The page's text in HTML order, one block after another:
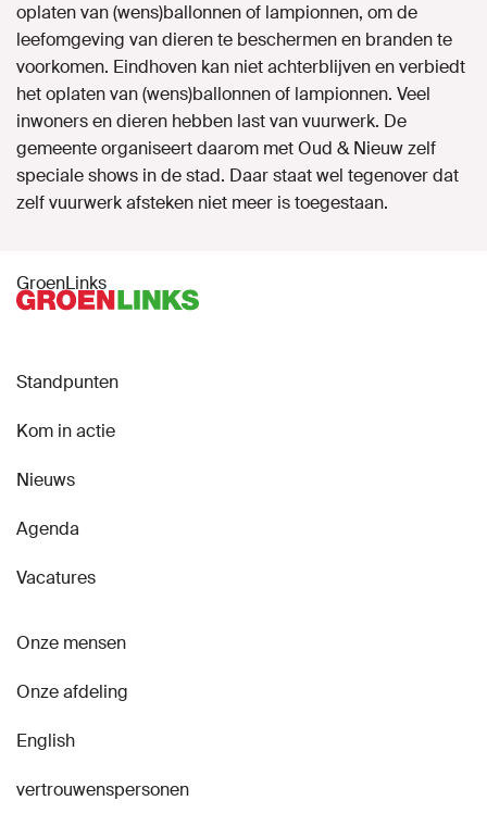
oplaten van (wens)ballonnen of lampionnen, om de
leefomgeving van dieren te beschermen en branden te
voorkomen. Eindhoven kan niet achterblijven en verbiedt
het oplaten van (wens)ballonnen of lampionnen. Veel
inwoners en dieren hebben last van vuurwerk. De
gemeente organiseert daarom met Oud & Nieuw zelf
speciale shows in de stad. Daar staat wel tegenover dat
zelf vuurwerk afsteken niet meer is toegestaan.
GroenLinks
Standpunten
Kom in actie
Nieuws
Agenda
Vacatures
Onze mensen
Onze afdeling
English
vertrouwenspersonen